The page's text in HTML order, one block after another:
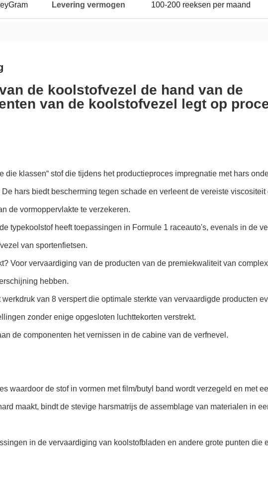
Levering vermogen 100-200 reeksen per maand
de koolstofvezel de hand van de
van de koolstofvezel legt op
die klassen“ stof die tijdens het productieproces impregnatie met hars
hars biedt bescherming tegen schade en verleent de vereiste viscositeit
de vormoppervlakte te verzekeren.
typekoolstof heeft toepassingen in Formule 1 raceauto's, evenals in de
van sportenfietsen.
Voor vervaardiging van de producten van de premiekwaliteit van
hebben.
van 8 verspert die optimale sterkte van vervaardigde producten
zonder enige opgesloten luchttekorten verstrekt.
de componenten het vernissen in de cabine van de verfnevel.
waardoor de stof in vormen met film/butyl band wordt verzegeld en met
maakt, bindt de stevige harsmatrijs de assemblage van materialen in
in de vervaardiging van koolstofbladen en andere grote punten die